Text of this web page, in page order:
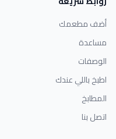
أضف مطعمك
مساعدة
الوصفات
اطبخ باللي عندك
المطابخ
اتصل بنا